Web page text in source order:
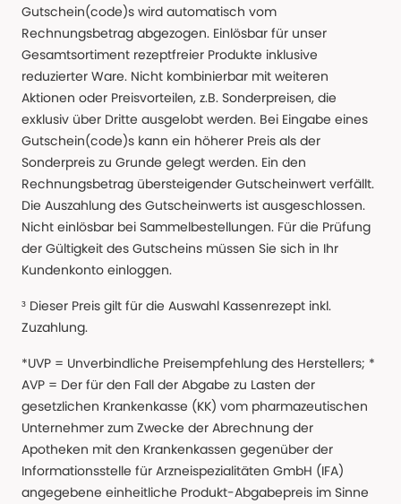
Gutschein(code)s wird automatisch vom
Rechnungsbetrag abgezogen. Einlösbar für unser
Gesamtsortiment rezeptfreier Produkte inklusive
reduzierter Ware. Nicht kombinierbar mit weiteren
Aktionen oder Preisvorteilen, z.B. Sonderpreisen, die
exklusiv über Dritte ausgelobt werden. Bei Eingabe eines
Gutschein(code)s kann ein höherer Preis als der
Sonderpreis zu Grunde gelegt werden. Ein den
Rechnungsbetrag übersteigender Gutscheinwert verfällt.
Die Auszahlung des Gutscheinwerts ist ausgeschlossen.
Nicht einlösbar bei Sammelbestellungen. Für die Prüfung
der Gültigkeit des Gutscheins müssen Sie sich in Ihr
Kundenkonto einloggen.
³ Dieser Preis gilt für die Auswahl Kassenrezept inkl.
Zuzahlung.
*UVP = Unverbindliche Preisempfehlung des Herstellers; *
AVP = Der für den Fall der Abgabe zu Lasten der
gesetzlichen Krankenkasse (KK) vom pharmazeutischen
Unternehmer zum Zwecke der Abrechnung der
Apotheken mit den Krankenkassen gegenüber der
Informationsstelle für Arzneispezialitäten GmbH (IFA)
angegebene einheitliche Produkt-Abgabepreis im Sinne